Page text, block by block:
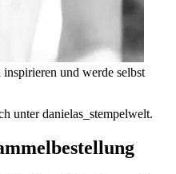
und werde selbst
unter danielas_stempelwelt.